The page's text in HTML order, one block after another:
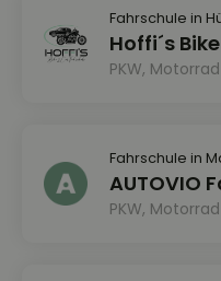
Fahrschule in
Hoffi´s
PKW,
Fahrschule in
AUTOVIO
PKW,